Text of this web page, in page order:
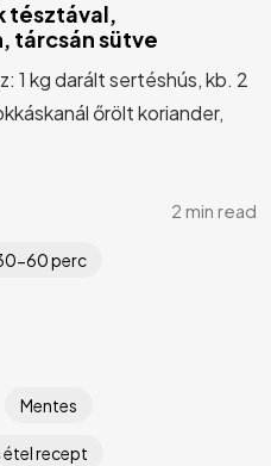
tésztával,
tárcsán sütve
1 kg darált sertéshús, kb. 2
őrölt koriander,
60 perc
Mentes
étel recept
2 min read